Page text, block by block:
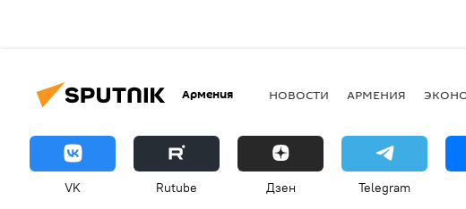
Армения НОВОСТИ АРМЕНИЯ
VK Rutube Дзен Telegram